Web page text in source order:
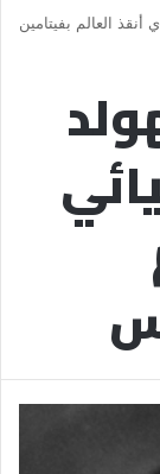
أنقذ العالم بفيتامين